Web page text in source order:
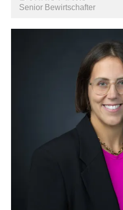
Senior Bewirtschafter